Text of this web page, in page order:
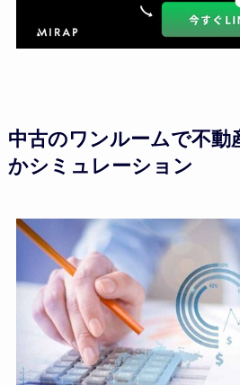
中古のワンルームで不動
かシミュレーション